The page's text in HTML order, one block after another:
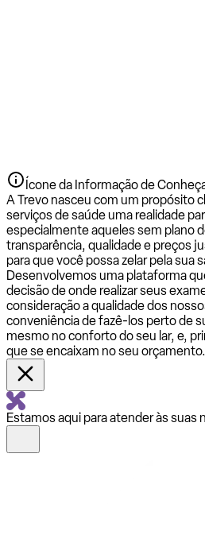
Ícone da Informação de
A Trevo nasceu com um propósito
serviços de saúde uma realidade
especialmente aqueles sem plano
transparência, qualidade e preços
para que você possa zelar pela sua
Desenvolvemos uma plataforma
decisão de onde realizar seus
consideração a qualidade dos
conveniência de fazê-los perto de
mesmo no conforto do seu lar, e,
que se encaixam no seu orçamento.
Estamos aqui para atender às suas